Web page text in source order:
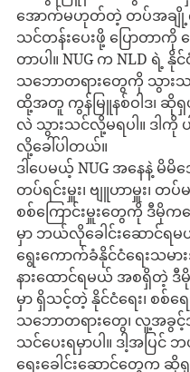
အောက်မဟုတ်တဲ့ တပ်အချို့က
သင်တန်းပေးဖို့ ပြောတာကို
တာပါ။ NUG က NLD ရဲ့ နိုင်
သဘောတရားတွေကို သွားသ
ထို့အတူ ကွန်မြူနစ်ဝါဒ၊ ဆို
လဲ သွားသင်လို့မရပါ။ ဒါကို ပ
လို့ခေါ်ပါတယ်။
ဒါပေမယ့် NUG အနေနဲ့ မိ
တပ်ရင်းမှူး၊ ဗျူဟာမှူး၊ တပ်မ
စစ်ကြောင်းမှူးတွေကို ဒီမိုက
မှာ ဘယ်လိုခေါင်းဆောင်ရ
ရွေးကောက်ခံနိုင်ငံရေးသမ
နားထောင်ရမယ် အစရှိတဲ့
မှာ ရှိသင့်တဲ့ နိုင်ငံရေး၊ စစ်ရေ
သဘောတရားတွေ၊ လူ့အခွ
သင်ပေးရမှာပါ။ ဒါ့အပြင်
ရေးခေါင်းဆောင်တွေက ဆို